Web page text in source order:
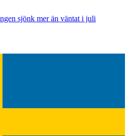
sjönk mer än väntat i juli